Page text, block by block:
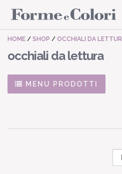
HOME / SHOP / OCCHIALI DA
occhiali da lettura
MENU PRODOTTI